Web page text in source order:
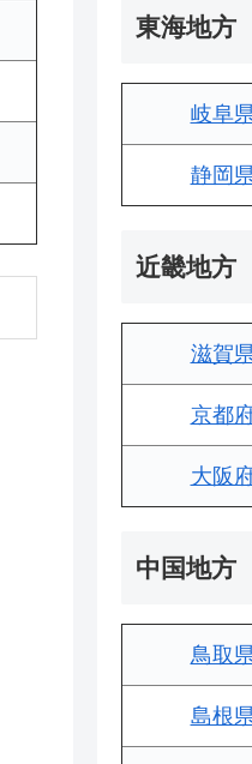
東海地方
岐阜
静岡
近畿地方
滋賀
京都
大阪
中国地方
鳥取
島根